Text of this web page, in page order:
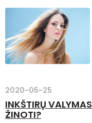
2020-05-25
INKŠTIRŲ
ŽINOTI?